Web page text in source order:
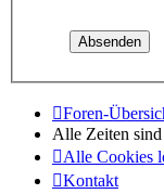
Foren-
Alle Zeiten sind
Alle Cookies
Kontakt